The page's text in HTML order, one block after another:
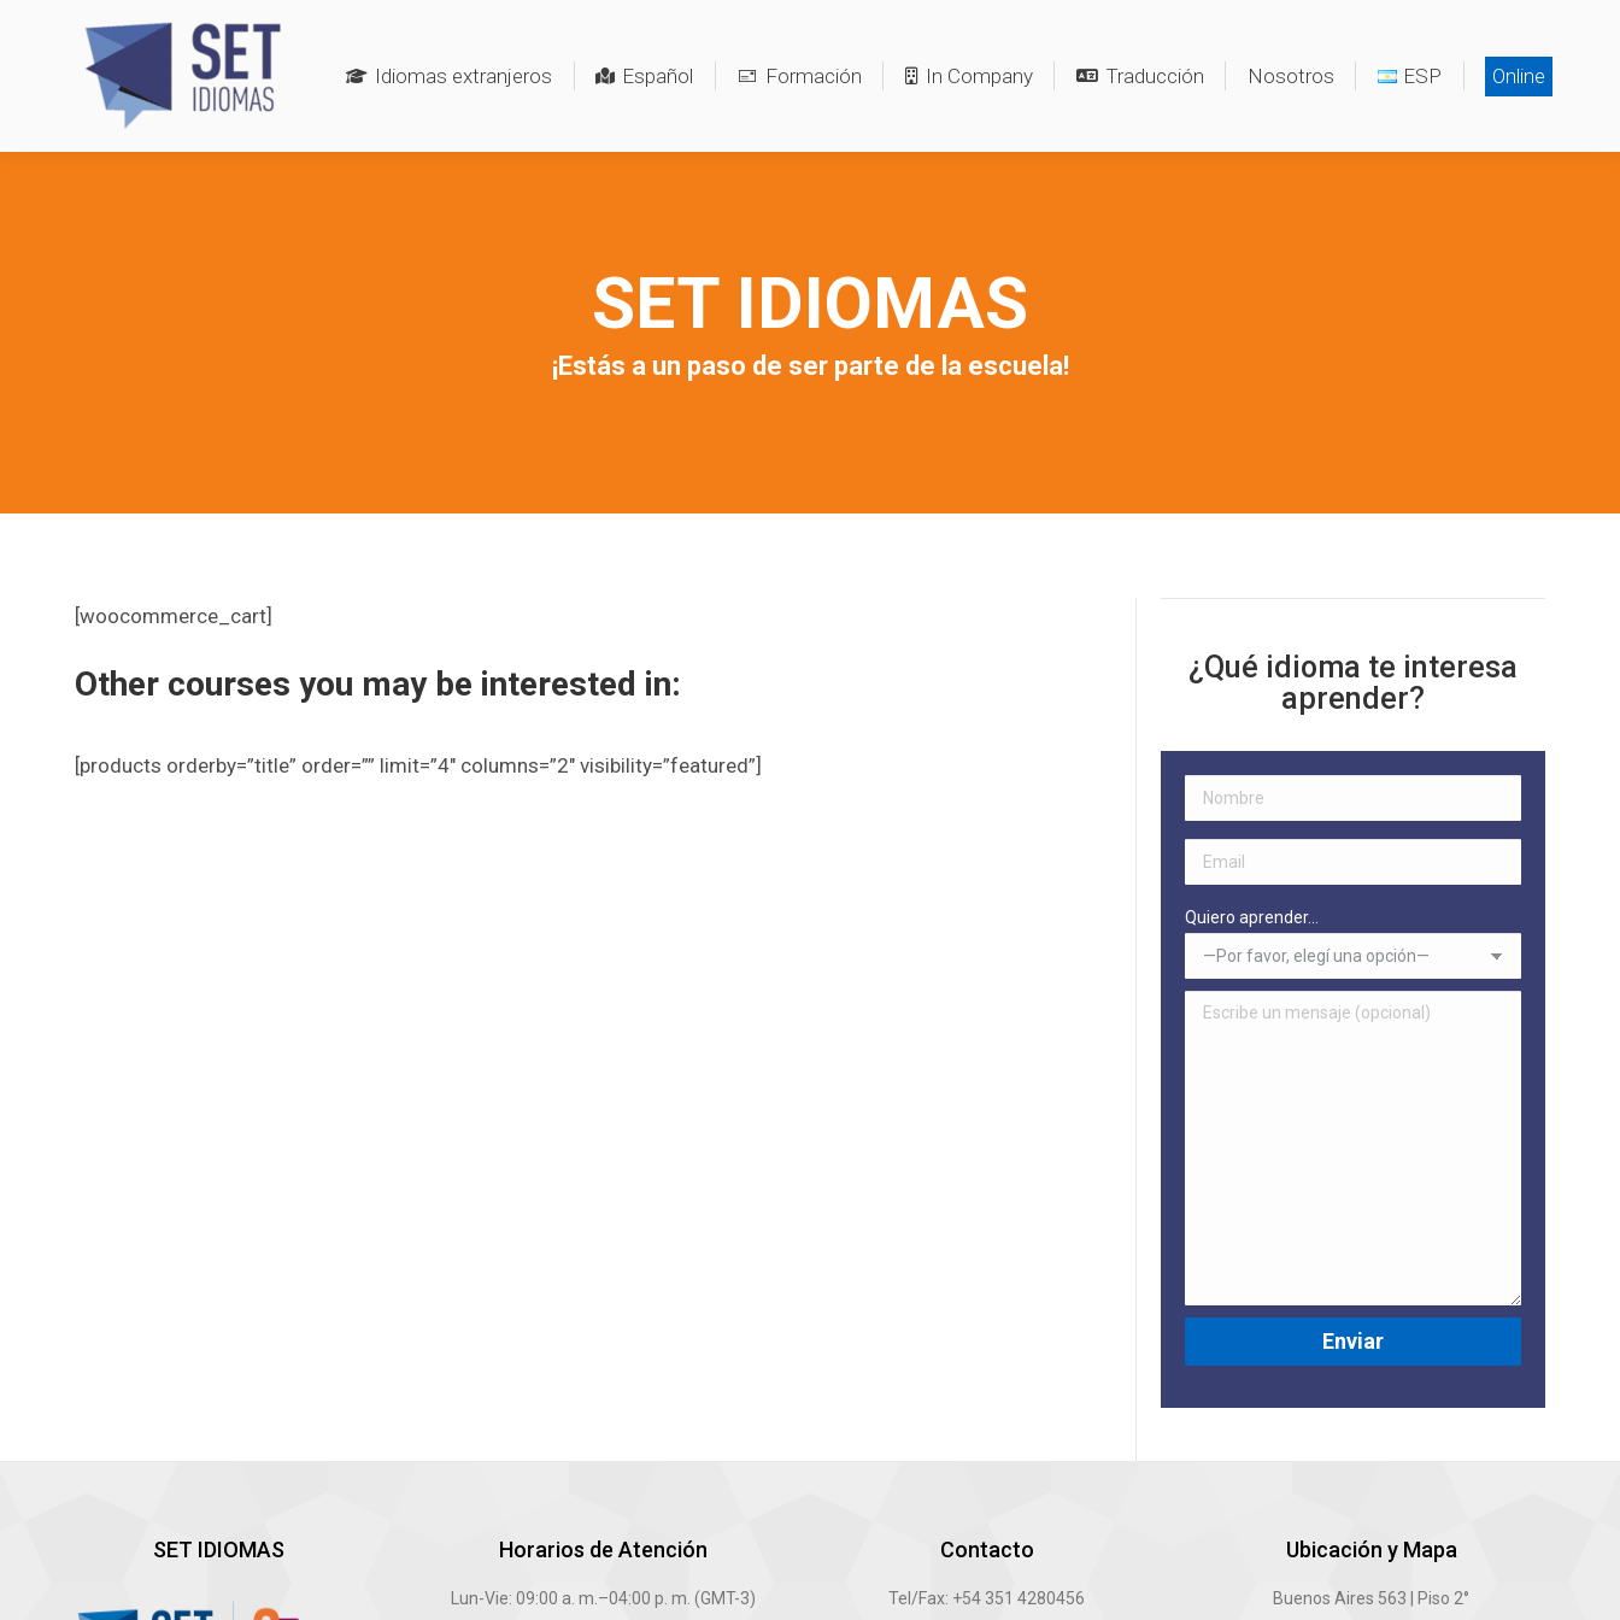
Idiomas extranjeros Español Formación In Company Traducción Nosotros ESP Online
SET IDIOMAS
¡Estás a un paso de ser parte de la escuela!
[woocommerce_cart]
Other courses you may be interested in:
[products orderby=”title” order=”” limit=”4″ columns=”2″ visibility=”featured”]
¿Qué idioma te interesa
aprender?
Quiero aprender...
SET IDIOMAS Horarios de Atención
Lun-Vie: 09:00 a. m.–04:00 p. m. (GMT-3)
Contacto
Tel/Fax: +54 351 4280456
Ubicación y Mapa
Buenos Aires 563 | Piso 2°